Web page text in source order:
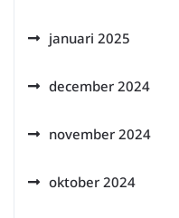
januari 2025
december 2024
november 2024
oktober 2024